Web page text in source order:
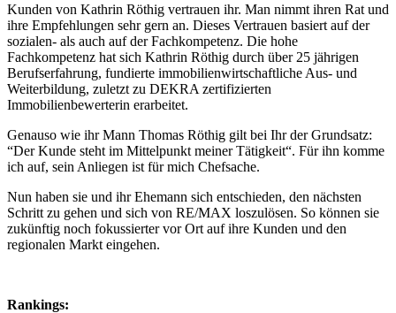
Kunden von Kathrin Röthig vertrauen ihr. Man nimmt ihren Rat und
ihre Empfehlungen sehr gern an. Dieses Vertrauen basiert auf der
sozialen- als auch auf der Fachkompetenz. Die hohe
Fachkompetenz hat sich Kathrin Röthig durch über 25 jährigen
Berufserfahrung, fundierte immobilienwirtschaftliche Aus- und
Weiterbildung, zuletzt zu DEKRA zertifizierten
Immobilienbewerterin erarbeitet.
Genauso wie ihr Mann Thomas Röthig gilt bei Ihr der Grundsatz:
“Der Kunde steht im Mittelpunkt meiner Tätigkeit“. Für ihn komme
ich auf, sein Anliegen ist für mich Chefsache.
Nun haben sie und ihr Ehemann sich entschieden, den nächsten
Schritt zu gehen und sich von RE/MAX loszulösen. So können sie
zukünftig noch fokussierter vor Ort auf ihre Kunden und den
regionalen Markt eingehen.
Rankings: